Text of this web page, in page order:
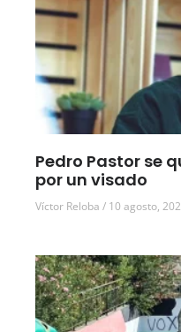
Pedro Pastor se
por un visado
Víctor Reloba 10 agosto,